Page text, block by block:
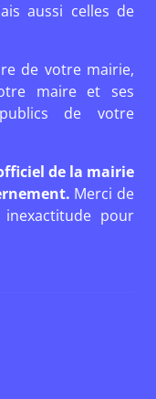
aussi celles de
de votre mairie,
maire et ses
de votre
de la mairie
Merci de
pour